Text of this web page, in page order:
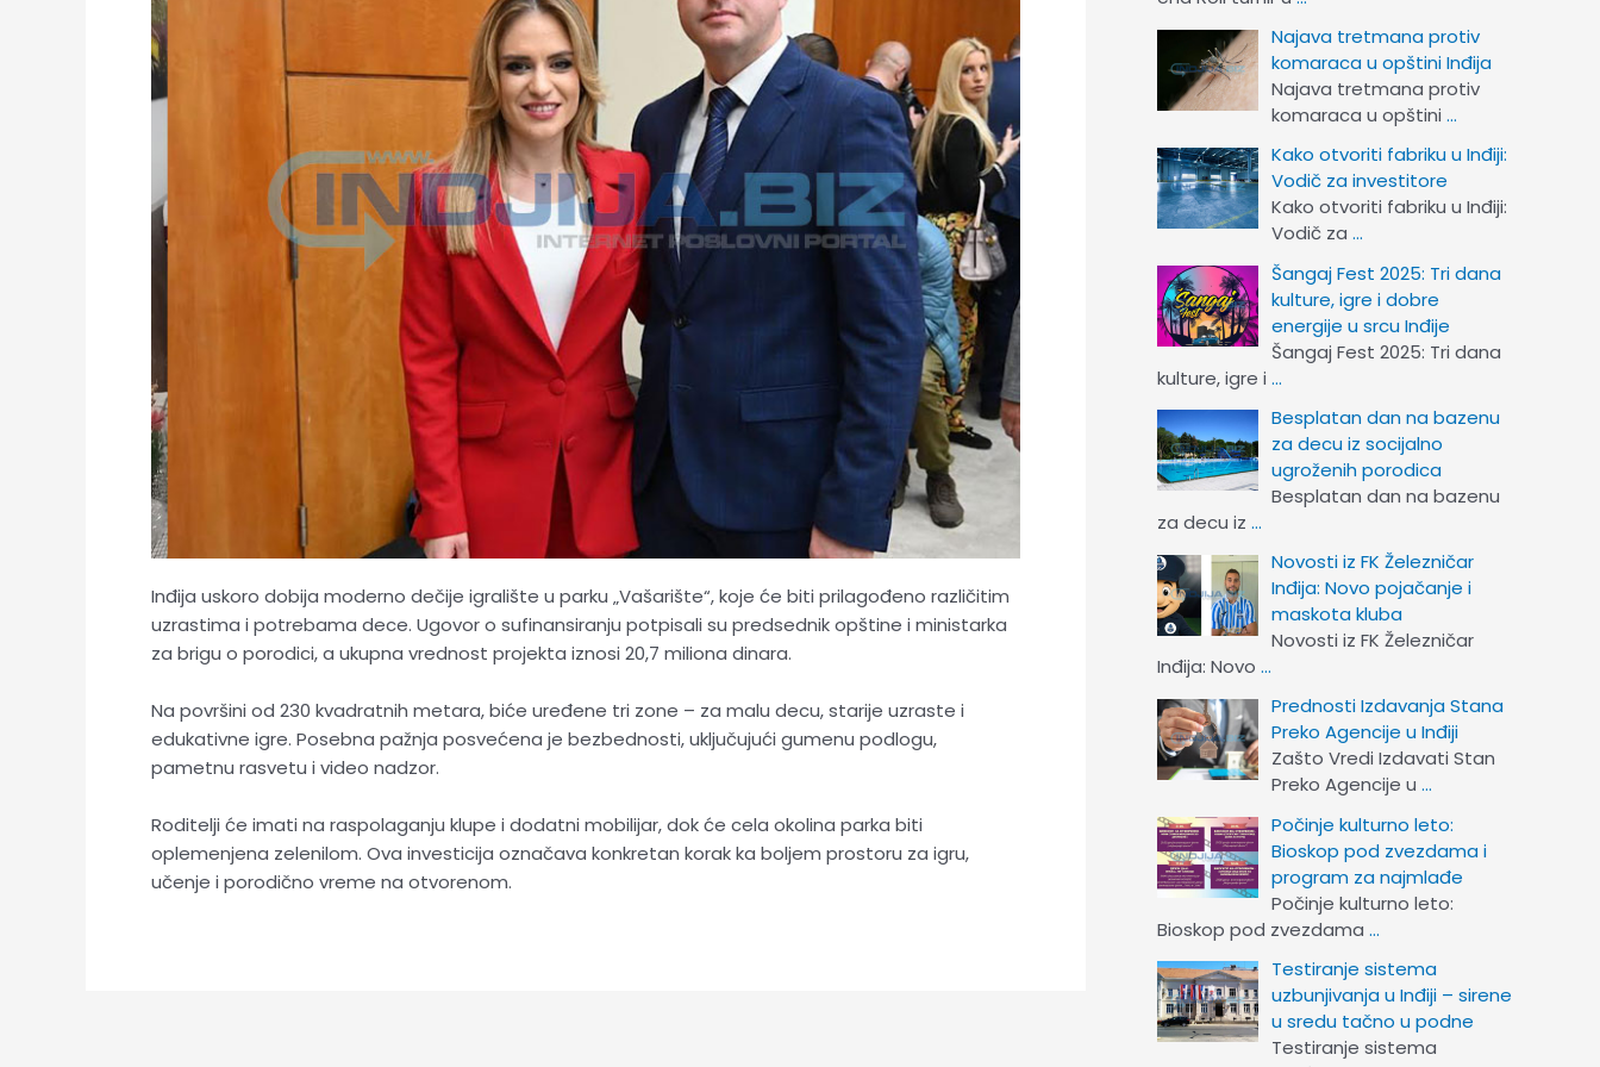
Inđija uskoro dobija moderno dečije igralište u parku „Vašarište“, koje će biti prilagođeno različitim
uzrastima i potrebama dece. Ugovor o sufinansiranju potpisali su predsednik opštine i ministarka
za brigu o porodici, a ukupna vrednost projekta iznosi 20,7 miliona dinara.
Na površini od 230 kvadratnih metara, biće uređene tri zone – za malu decu, starije uzraste i
edukativne igre. Posebna pažnja posvećena je bezbednosti, uključujući gumenu podlogu,
pametnu rasvetu i video nadzor.
Roditelji će imati na raspolaganju klupe i dodatni mobilijar, dok će cela okolina parka biti
oplemenjena zelenilom. Ova investicija označava konkretan korak ka boljem prostoru za igru,
učenje i porodično vreme na otvorenom.
Najava tretmana protiv
komaraca u opštini Inđija
Najava tretmana protiv
komaraca u opštini…
Kako otvoriti fabriku u Inđiji:
Vodič za investitore
Kako otvoriti fabriku u Inđiji:
Vodič za…
Šangaj Fest 2025: Tri dana
kulture, igre i dobre
energije u srcu Inđije
Šangaj Fest 2025: Tri dana
kulture, igre i …
Besplatan dan na bazenu
za decu iz socijalno
ugroženih porodica
Besplatan dan na bazenu
za decu iz …
Novosti iz FK Železničar
Inđija: Novo pojačanje i
maskota kluba
Novosti iz FK Železničar
Inđija: Novo …
Prednosti Izdavanja Stana
Preko Agencije u Inđiji
Zašto Vredi Izdavati Stan
Preko Agencije u…
Počinje kulturno leto:
Bioskop pod zvezdama i
program za najmlađe
Počinje kulturno leto:
Bioskop pod zvezdama …
Testiranje sistema
uzbunjivanja u Inđiji – sirene
u sredu tačno u podne
Testiranje sistema